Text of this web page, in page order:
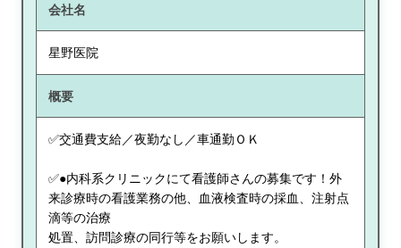
会社名
星野医院
概要
✅交通費支給／夜勤なし／車通勤ＯＫ
✅●内科系クリニックにて看護師さんの募集です！外
来診療時の看護業務の他、血液検査時の採血、注射点
滴等の治療
処置、訪問診療の同行等をお願いします。